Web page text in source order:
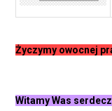
Życzymy owocnej
Witamy Was